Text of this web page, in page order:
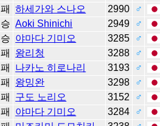
패 하세가와 스나오 2990
♂
승 Aoki Shinichi 2949
♂
승 야마다 기미오 3285
♂
패 왕리청 3288
♂
패 나카노 히로나리 3193
♂
패 왕밍완 3298
♂
패 구도 노리오 3152
♂
패 야마다 기미오 3284
♂